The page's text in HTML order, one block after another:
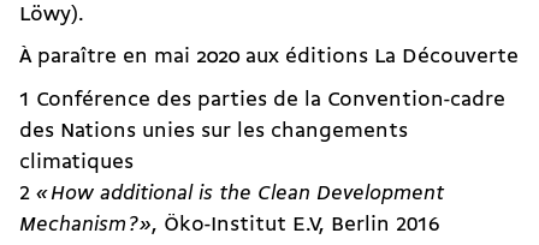
Löwy).
À paraître en mai 2020 aux éditions La Découverte
1 Conférence des parties de la Convention-cadre
des Nations unies sur les changements
climatiques
2 « How additional is the Clean Development
Mechanism ? », Öko-Institut E.V, Berlin 2016